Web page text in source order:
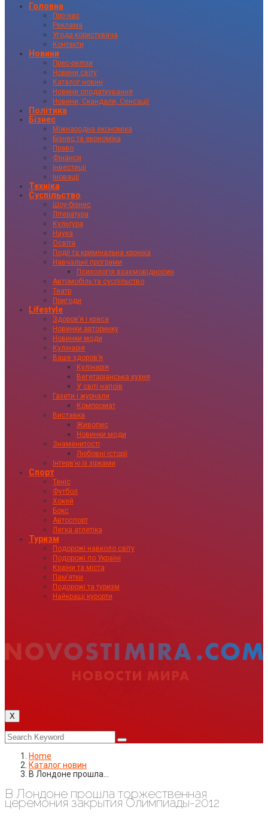
Головна
Про нас
Реклама
Угода користувача
Контакти
Новини
Прес-релізи
Новини світу
Каталог новин
Новини оподаткування
Новини, Скандали, Сенсації
Політика
Бізнес
Міжнародна економіка
Бізнес та економіка
Право
Фінанси
Інвестиції
Іновації
Техніка
Суспільство
Шоу-бізнес
Література
Культура
Наука
Освіта
Події та кримінальна хроніка
Навчальні програми
Психологія взаємовідносин
Автомобіль та суспільство
Театр
Пригоди
Lifestyle
Здоровʼя і краса
Новинки авторинку
Новинки моди
Кулінарія
Ваше здоровʼя
Кулінарія
Вегетаріанська кухня
У світі напоїв
Газети і журнали
Компромат
Виставка
Живопис
Новинки моди
Знаменитості
Любовні історії
Інтервʼю із зірками
Спорт
Теніс
Футбол
Хокей
Бокс
Автоспорт
Легка атлетіка
Туризм
Подорожі навколо світу
Подорожі по Україні
Країни та міста
Пам’ятки
Подорожі та туризм
Найкращі курорти
X
Home
Каталог новин
В Лондоне прошла…
В Лондоне прошла торжественная
церемония закрытия Олимпиады-2012